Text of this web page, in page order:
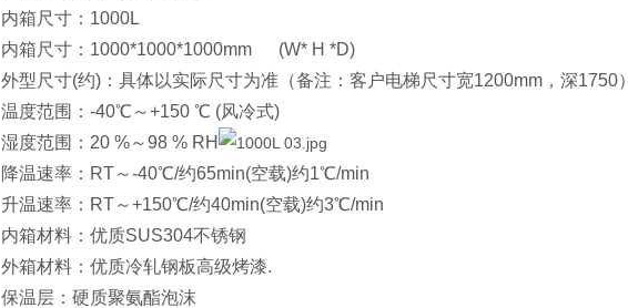
内箱尺寸：1000L
内箱尺寸：1000*1000*1000mm (W* H *D)
外型尺寸(约)：具体以实际尺寸为准（备注：客户电梯尺寸宽1200mm，深1750）
温度范围：-40℃～+150 ℃ (风冷式)
湿度范围：20 %～98 % RH
降温速率：RT～-40℃/约65min(空载)约1℃/min
升温速率：RT～+150℃/约40min(空载)约3℃/min
内箱材料：优质SUS304不锈钢
外箱材料：优质冷轧钢板高级烤漆.
保温层：硬质聚氨酯泡沫